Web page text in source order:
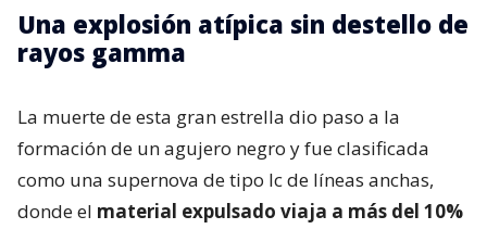
Una explosión atípica sin destello de
rayos gamma
La muerte de esta gran estrella dio paso a la
formación de un agujero negro y fue clasificada
como una supernova de tipo Ic de líneas anchas,
donde el material expulsado viaja a más del 10%